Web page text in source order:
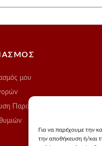
Για να παρέχουμε την
την αποθήκευση ή/και
μου
Παραγγελίας